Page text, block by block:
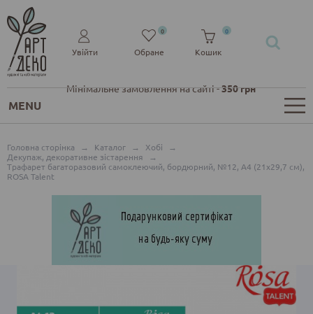
Мінімальне замовлення на сайті -350 грн
Увійти Обране
0
Кошик
0
MENU
Головна сторінка → Каталог → Хобі
→
Декупаж, декоративне зістарення
→
Трафарет багаторазовий самоклеючий, бордюрний, №12, А4 (21х29,7 см),
ROSA Talent